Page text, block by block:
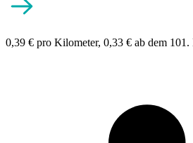
0,39 € pro Kilometer, 0,33 € ab dem